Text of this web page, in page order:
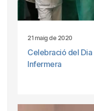
21 maig de 2020
Celebració del
Infermera